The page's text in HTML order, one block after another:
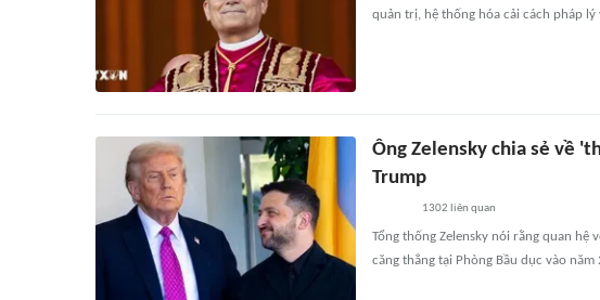
quản trị, hệ thống hóa cải cách pháp
Ông Zelensky chia sẻ về
Trump
1302 liên quan
Tổng thống Zelensky nói rằng quan hệ
căng thẳng tại Phòng Bầu dục vào năm